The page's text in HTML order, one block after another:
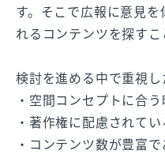
す。そこで広報に意見
れるコンテンツを探すこ
検討を進める中で重視し
・空間コンセプトに合
・著作権に配慮されてい
・コンテンツ数が豊富で